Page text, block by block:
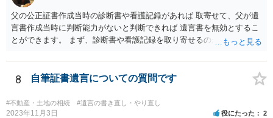
父の公正証書作成当時の診断書や看護記録があれば 取寄せて、父が遺
言書作成当時に判断能力がないと判断できれば 遺言書を無効とするこ
とができます。 まず、診断書や看護記録を取り寄せるのが重要となり
いと思います。
8 自筆証書遺言についての質問です
#不動産・土地の相続 #遺言の書き直し・やり直し
2023年11月3日 役にたった 2